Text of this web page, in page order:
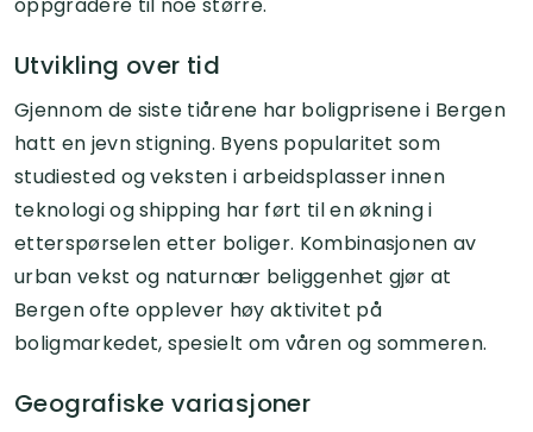
Utvikling over tid
Gjennom de siste tiårene har boligprisene i Bergen
hatt en jevn stigning. Byens popularitet som
studiested og veksten i arbeidsplasser innen
teknologi og shipping har ført til en økning i
etterspørselen etter boliger. Kombinasjonen av
urban vekst og naturnær beliggenhet gjør at
Bergen ofte opplever høy aktivitet på
boligmarkedet, spesielt om våren og sommeren.
Geografiske variasjoner